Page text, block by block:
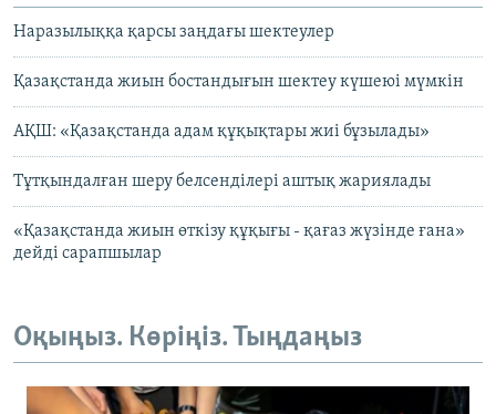
Наразылыққа қарсы заңдағы шектеулер
Қазақстанда жиын бостандығын шектеу күшеюі мүмкін
АҚШ: «Қазақстанда адам құқықтары жиі бұзылады»
Тұтқындалған шеру белсенділері аштық жариялады
«Қазақстанда жиын өткізу құқығы - қағаз жүзінде ғана»
дейді сарапшылар
Оқыңыз. Көріңіз. Тыңдаңыз